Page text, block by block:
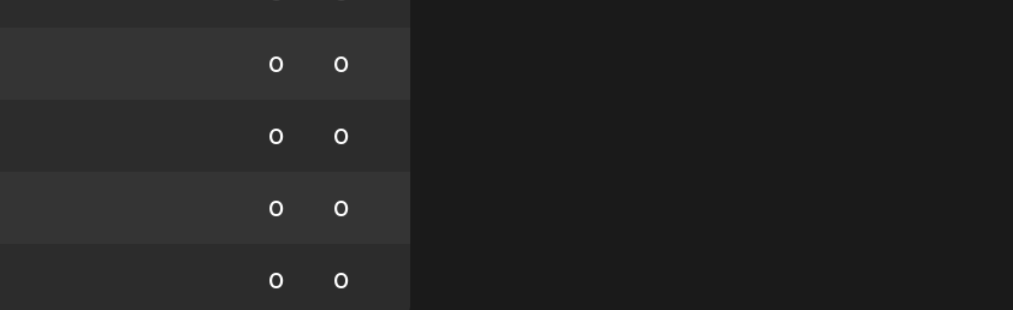
0 0
0 0
0 0
0 0